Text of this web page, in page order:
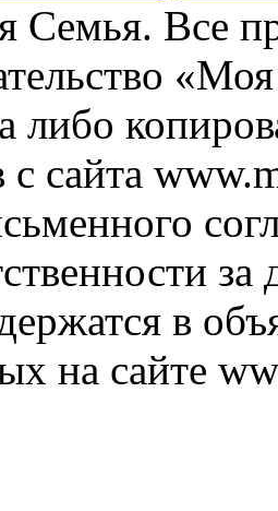
Семья. Все
либо
с сайта
в
на сайте